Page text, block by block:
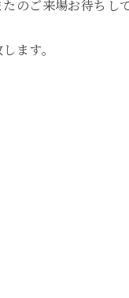
のご来場お待ちし
ます。